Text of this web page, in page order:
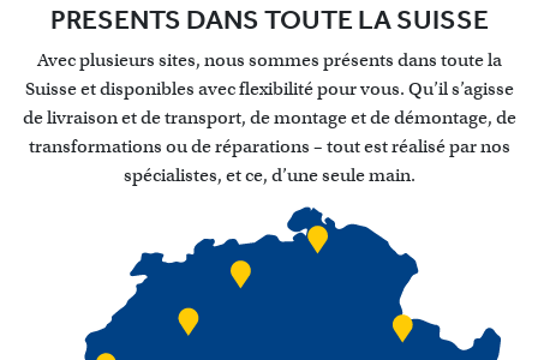
PRESENTS DANS TOUTE LA SUISSE
Avec plusieurs sites, nous sommes présents dans toute la
Suisse et disponibles avec flexibilité pour vous. Qu’il s’agisse
de livraison et de transport, de montage et de démontage, de
transformations ou de réparations – tout est réalisé par nos
spécialistes, et ce, d’une seule main.